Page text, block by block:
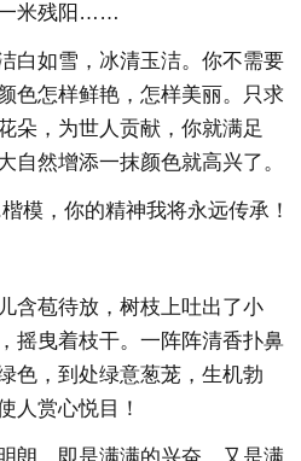
一米残阳……
白如雪，冰清玉洁。你不需要
色怎样鲜艳，怎样美丽。只求
朵，为世人贡献，你就满足
自然增添一抹颜色就高兴了。
模，你的精神我将永远传承！
含苞待放，树枝上吐出了小
摇曳着枝干。一阵阵清香扑鼻
色，到处绿意葱茏，生机勃
人赏心悦目！